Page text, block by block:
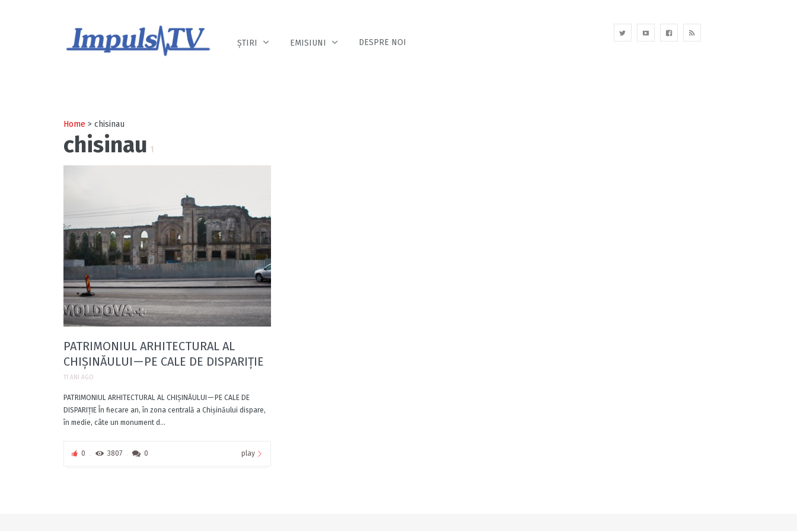
Emisiuni
ȘTIRI
EMISIUNI DESPRE NOI
Home > chisinau
chisinau 1
PATRIMONIUL ARHITECTURAL AL
CHIȘINĂULUI — PE CALE DE DISPARIȚIE
11 ANI AGO
PATRIMONIUL ARHITECTURAL AL CHIȘINĂULUI — PE CALE DE
DISPARIȚIE În fiecare an, în zona centrală a Chișinăului dispare,
în medie, câte un monument d...
0 3807 0 play